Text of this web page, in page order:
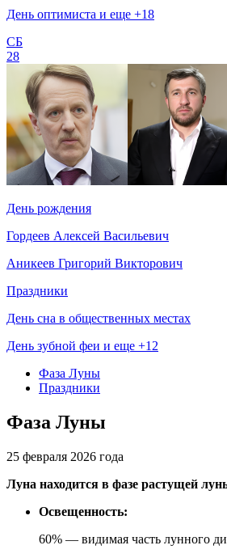
День оптимиста и еще +18
СБ
28
День рождения
Гордеев Алексей Васильевич
Аникеев Григорий Викторович
Праздники
День сна в общественных местах
День зубной феи и еще +12
Фаза Луны
Праздники
Фаза Луны
25 февраля 2026 года
Луна находится в фазе растущей
Освещенность:
60% — видимая часть лунного